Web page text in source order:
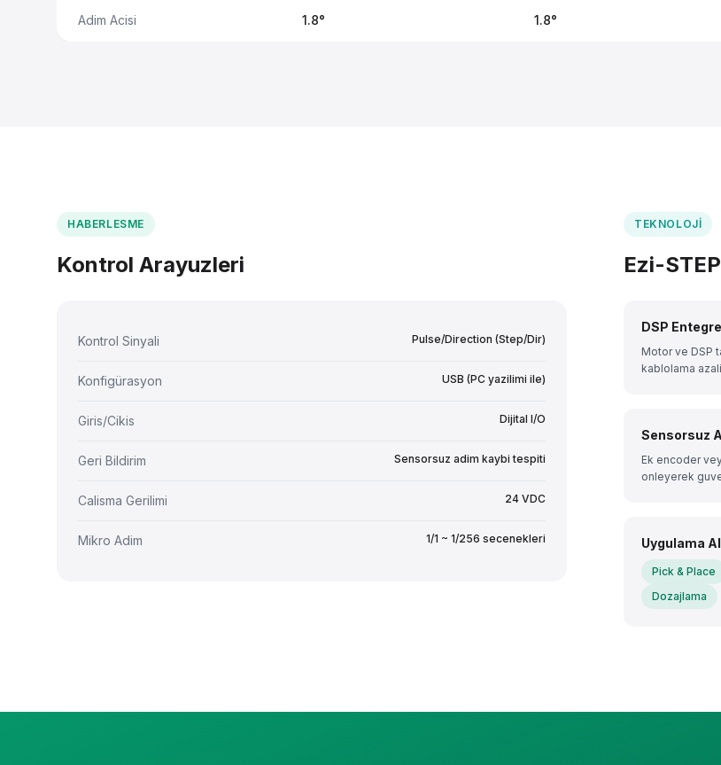
Adim Acisi 1.8° 1.8°
HABERLESME
Kontrol Arayuzleri
Kontrol Sinyali Pulse/Direction (Step/Dir)
Konfigürasyon USB (PC yazilimi ile)
Giris/Cikis Dijital I/O
Geri Bildirim Sensorsuz adim kaybi tespiti
Calisma Gerilimi 24 VDC
Mikro Adim 1/1 ~ 1/256 secenekleri
TEKNOLOJI
Ezi-
DSP
Motor ve DSP
kablolama
Sensorsuz
Ek encoder
onleyerek
Uygulama
Pick & Place
Dozajlama